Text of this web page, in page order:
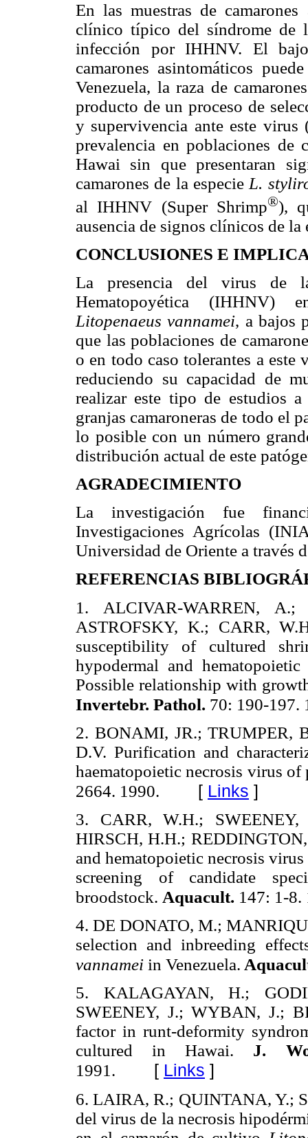
En las muestras de
clínico típico del síndrome de
infección por IHHNV. El
camarones asintomáticos
Venezuela, la raza de
producto de un proceso de
y supervivencia ante este virus
prevalencia en poblaciones de
Hawai sin que presentaran
camarones de la especie L.
al IHHNV (Super Shrimp®),
ausencia de signos clínicos de la
CONCLUSIONES E
La presencia del virus de
Hematopoyética (IHHNV)
Litopenaeus vannamei, a bajos
que las poblaciones de
o en todo caso tolerantes a
reduciendo su capacidad de
realizar este tipo de estudios a
granjas camaroneras de todo el
lo posible con un número
distribución actual de este
AGRADECIMIENTO
La investigación fue
Investigaciones Agrícolas
Universidad de Oriente a través
REFERENCIAS
1. ALCIVAR-WARREN,
ASTROFSKY, K.; CARR,
susceptibility of cultured
hypodermal and
Possible relationship with
Invertebr. Pathol. 70: 190-197.
2. BONAMI, JR.; TRUMPER,
D.V. Purification and
haematopoietic necrosis virus
2664. 1990. [ Links ]
3. CARR, W.H.;
HIRSCH, H.H.;
and hematopoietic necrosis
screening of candidate
broodstock. Aquacult. 147: 1-8.
4. DE DONATO, M.;
selection and inbreeding
vannamei in Venezuela.
5. KALAGAYAN, H.;
SWEENEY, J.; WYBAN, J.;
factor in runt-deformity
cultured in Hawai. J.
1991. [ Links ]
6. LAIRA, R.; QUINTANA, Y.;
del virus de la necrosis